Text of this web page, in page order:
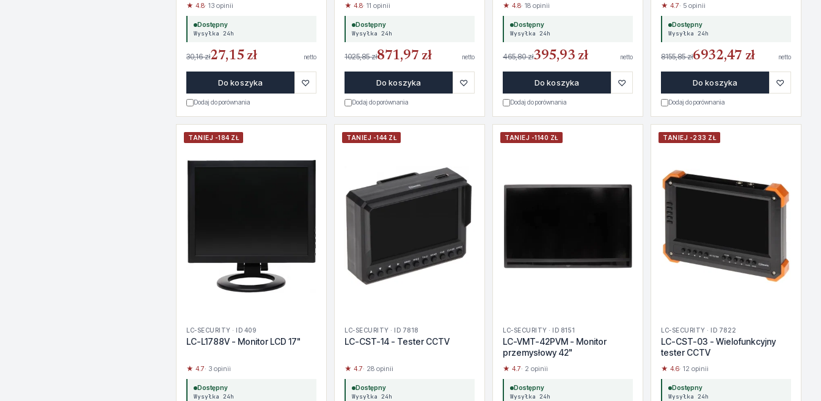
★ 4.8· 13 opinii
Dostępny
Wysyłka 24h
30,16 zł27,15 zł netto
Do koszyka ♡
Dodaj do porównania
★ 4.8· 11 opinii
Dostępny
Wysyłka 24h
1025,85 zł871,97 zł netto
Do koszyka ♡
Dodaj do porównania
★ 4.8· 18 opinii
Dostępny
Wysyłka 24h
465,80 zł395,93 zł netto
Do koszyka ♡
Dodaj do porównania
★ 4.7· 5 opinii
Dostępny
Wysyłka 24h
8155,85 zł6932,47 zł netto
Do koszyka ♡
Dodaj do porównania
TANIEJ -184 ZŁ
LC-SECURITY · ID 409
LC-L1788V - Monitor LCD 17"
★ 4.7· 3 opinii
Dostępny
Wysyłka 24h
TANIEJ -144 ZŁ
LC-SECURITY · ID 7818
LC-CST-14 - Tester CCTV
★ 4.7· 28 opinii
Dostępny
Wysyłka 24h
TANIEJ -1140 ZŁ
LC-SECURITY · ID 8151
LC-VMT-42PVM - Monitor
przemysłowy 42"
★ 4.7· 2 opinii
Dostępny
Wysyłka 24h
TANIEJ -233 ZŁ
LC-SECURITY · ID 7822
LC-CST-03 - Wielofunkcyjny
tester CCTV
★ 4.6· 12 opinii
Dostępny
Wysyłka 24h